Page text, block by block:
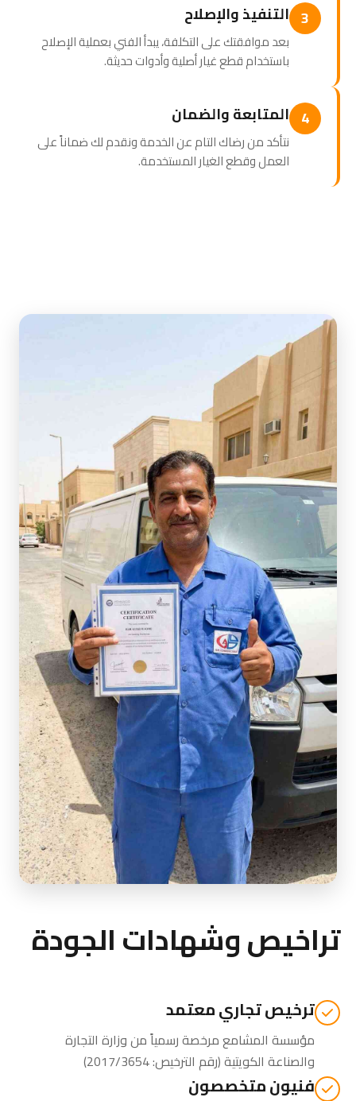
3 التنفيذ والإصلاح
بعد موافقتك على التكلفة، يبدأ الفني بعملية الإصلاح
باستخدام قطع غيار أصلية وأدوات حديثة.
4 المتابعة والضمان
نتأكد من رضاك التام عن الخدمة ونقدم لك ضماناً على
العمل وقطع الغيار المستخدمة.
تراخيص وشهادات الجودة
ترخيص تجاري معتمد
مؤسسة المشامع مرخصة رسمياً منوزارة التجارة
والصناعة الكويتية(رقم الترخيص: 2017/3654)
فنيون متخصصون